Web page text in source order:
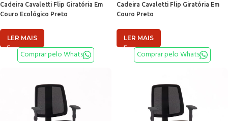
Cadeira Cavaletti Flip Giratória Em
Couro Ecológico Preto
LER MAIS
Comprar pelo Whats
Cadeira Cavaletti Flip Giratória Em
Couro Preto
LER MAIS
Comprar pelo Whats